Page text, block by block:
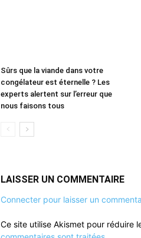
Sûrs que la viande dans votre
congélateur est éternelle ? Les
experts alertent sur l’erreur que
nous faisons tous
LAISSER UN COMMENTAIRE
Connecter pour laisser un
Ce site utilise Akismet pour réduire